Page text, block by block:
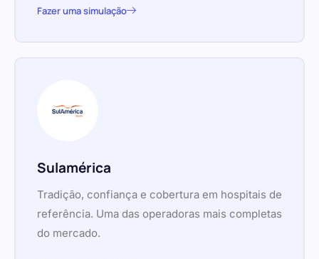
Fazer uma simulação
Sulamérica
Tradição, confiança e cobertura em hospitais de
referência. Uma das operadoras mais completas
do mercado.